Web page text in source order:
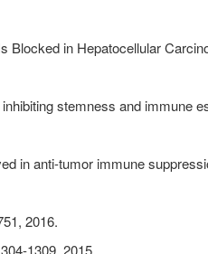
Blocked in Hepatocellular
stemness and immune
in anti-tumor immune
2016.
1309, 2015.